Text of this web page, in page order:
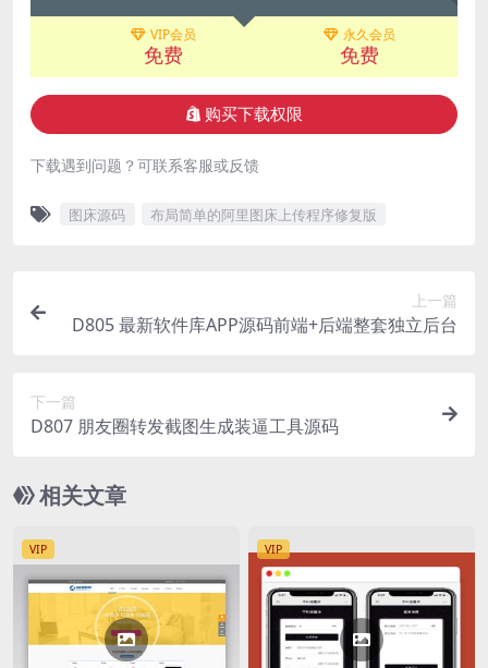
VIP会员
免费
永久会员
免费
购买下载权限
下载遇到问题？可联系客服或反馈
图床源码 布局简单的阿里图床上传程序修复版
上一篇
D805 最新软件库APP源码前端+后端整套独立后台
下一篇
D807 朋友圈转发截图生成装逼工具源码
相关文章
VIP VIP